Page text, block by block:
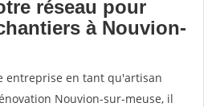
réseau pour
à Nouvion-
entreprise en tant qu'artisan
Nouvion-sur-meuse, il